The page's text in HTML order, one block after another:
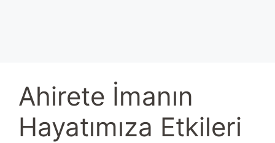
Ahirete İmanın
Hayatımıza Etkileri